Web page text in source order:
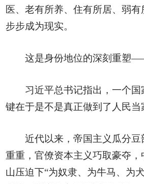
医、老有所养、住有所居、弱有
步步成为现实。
这是身份地位的深刻重塑
习近平总书记指出，一个
键在于是不是真正做到了人民当
近代以来，帝国主义瓜分
重重，官僚资本主义巧取豪夺
山压迫下“为奴隶、为牛马、为